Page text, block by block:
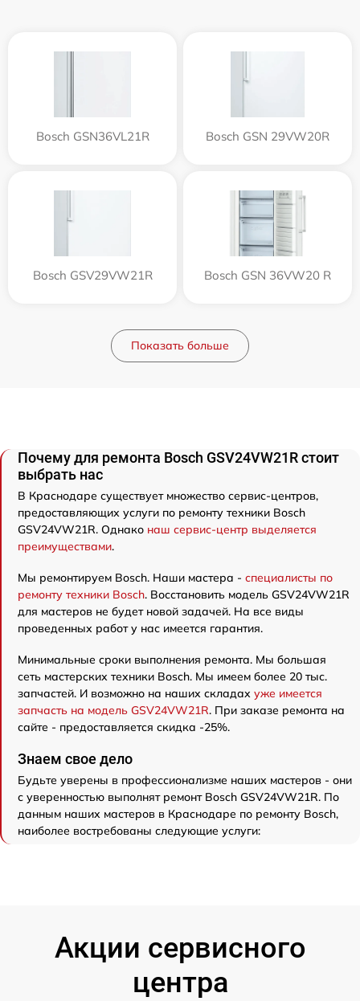
Bosch GSN36VL21R Bosch GSN 29VW20R
Bosch GSV29VW21R Bosch GSN 36VW20 R
Показать больше
Почему для ремонта Bosch GSV24VW21R стоит
выбрать нас
В Краснодаре существует множество сервис-центров,
предоставляющих услуги по ремонту техники Bosch
GSV24VW21R. Однако наш сервис-центр выделяется
преимуществами.
Мы ремонтируем Bosch. Наши мастера - специалисты по
ремонту техники Bosch. Восстановить модель GSV24VW21R
для мастеров не будет новой задачей. На все виды
проведенных работ у нас имеется гарантия.
Минимальные сроки выполнения ремонта. Мы большая
сеть мастерских техники Bosch. Мы имеем более 20 тыс.
запчастей. И возможно на наших складах уже имеется
запчасть на модель GSV24VW21R. При заказе ремонта на
сайте - предоставляется скидка -25%.
Знаем свое дело
Будьте уверены в профессионализме наших мастеров - они
с уверенностью выполнят ремонт Bosch GSV24VW21R. По
данным наших мастеров в Краснодаре по ремонту Bosch,
наиболее востребованы следующие услуги:
Акции сервисного
центра